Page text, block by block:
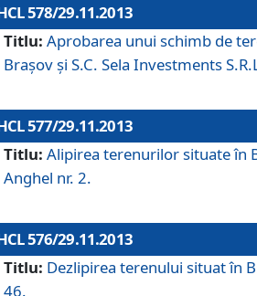
578/29.11.2013
Titlu: Aprobarea unui schimb de
Braşov şi S.C. Sela Investments
577/29.11.2013
Titlu: Alipirea terenurilor situate în
Anghel nr. 2.
576/29.11.2013
Titlu: Dezlipirea terenului situat în
46.